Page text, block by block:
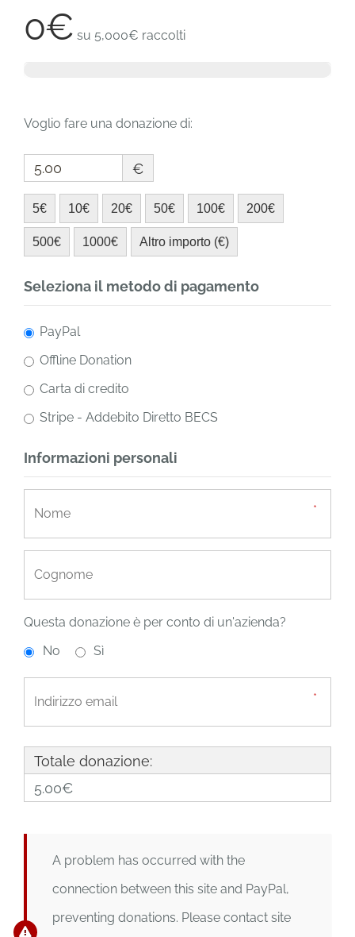
0€ su 5,000€ raccolti
Voglio fare una donazione di:
€
5€ 10€ 20€ 50€ 100€ 200€
500€ 1000€ Altro importo (€)
Seleziona il metodo di pagamento
PayPal
Offline Donation
Carta di credito
Stripe - Addebito Diretto BECS
Informazioni personali
Questa donazione è per conto di un'azienda?
No
Sì
Totale donazione:
5.00€
A problem has occurred with the
connection between this site and PayPal,
preventing donations. Please contact site